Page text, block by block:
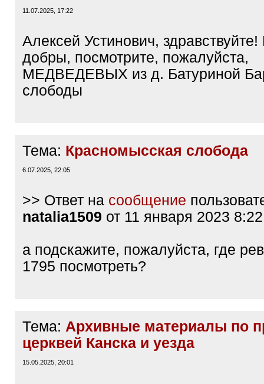
11.07.2025, 17:22
Алексей Устинович, здравствуйте!
добры, посмотрите, пожалуйста,
МЕДВЕДЕВЫХ из д. Батуриной
слободы
Тема: Красномысская слобода
6.07.2025, 22:05
>> Ответ на сообщение
natalia1509 от 11 января 2023 8:22
а подскажите, пожалуйста, где
1795 посмотреть?
Тема: Архивные материалы по
церквей Канска и уезда
15.05.2025, 20:01